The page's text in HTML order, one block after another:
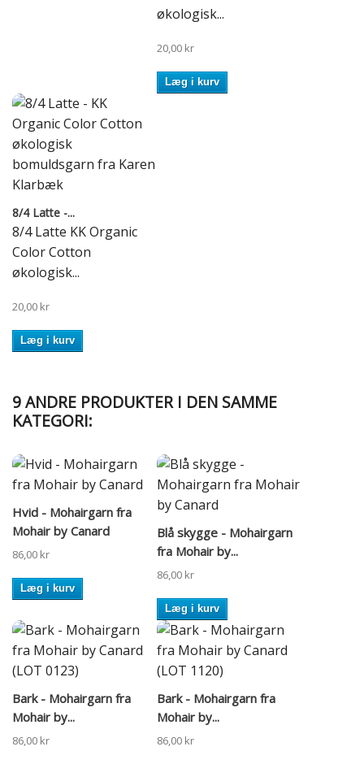
økologisk...
20,00 kr
Læg i kurv
8/4 Latte -...
8/4 Latte KK Organic
Color Cotton
økologisk...
20,00 kr
Læg i kurv
9 ANDRE PRODUKTER I DEN SAMME
KATEGORI:
Hvid - Mohairgarn fra
Mohair by Canard
86,00 kr
Læg i kurv
Blå skygge - Mohairgarn
fra Mohair by...
86,00 kr
Læg i kurv
Bark - Mohairgarn fra
Mohair by...
86,00 kr
Bark - Mohairgarn fra
Mohair by...
86,00 kr